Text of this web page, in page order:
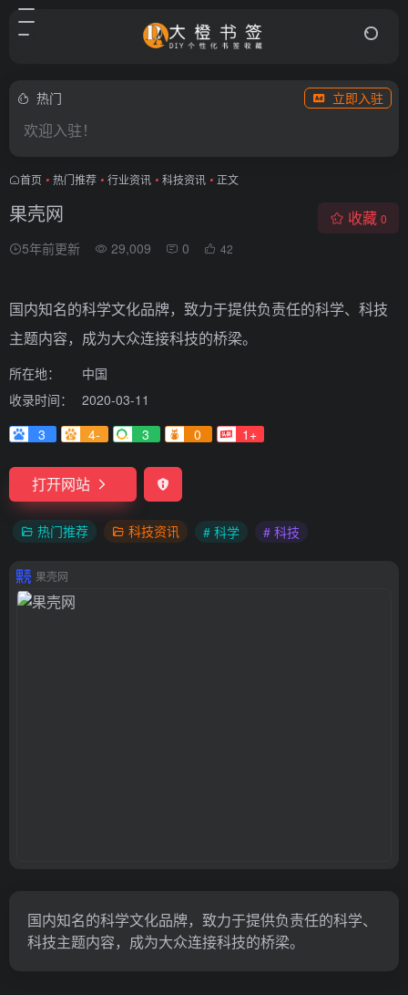
热门 立即入驻
欢迎入驻！
首页 • 热门推荐 • 行业资讯 • 科技资讯 • 正文
果壳网
5年前更新 29,009 0 42
收藏 0
国内知名的科学文化品牌，致力于提供负责任的科学、科技
主题内容，成为大众连接科技的桥梁。
所在地：
中国
收录时间：
2020-03-11
3
4- 3 0 1+
打开网站
热门推荐 科技资讯 # 科学 # 科技
果壳网
国内知名的科学文化品牌，致力于提供负责任的科学、
科技主题内容，成为大众连接科技的桥梁。